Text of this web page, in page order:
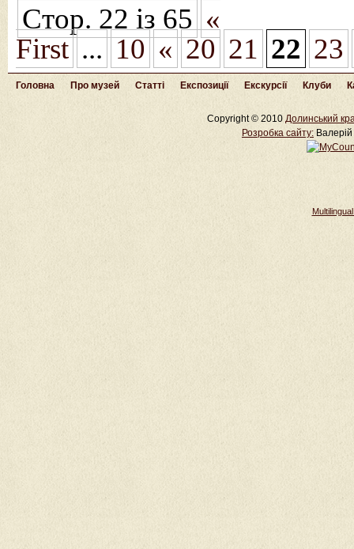
Стор. 22 із 65 «
First ... 10 « 20 21 22 23
Головна Про музей Статті Експозиції Екскурсії Клуби
Copyright © 2010 Долинський
Розробка cайту: